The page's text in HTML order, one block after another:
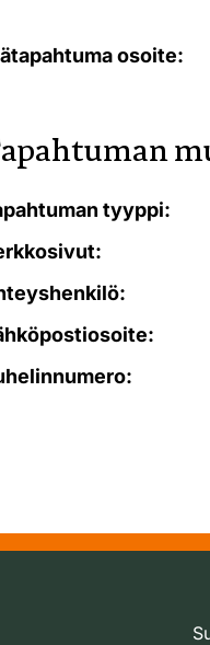
osoite:
tyyppi: